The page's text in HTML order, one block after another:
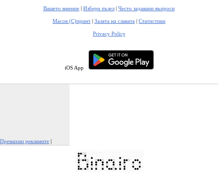
Вашето мнение | Избери пъзел | Често задавани въпроси
Масов (С)принт | Залата на славата | Статистики
Privacy Policy
iOS App
Премахни рекламите |